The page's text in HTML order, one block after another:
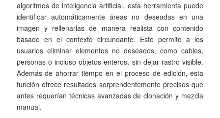
algoritmos de inteligencia artificial, esta herramienta puede
identificar automáticamente áreas no deseadas en una
imagen y rellenarlas de manera realista con contenido
basado en el contexto circundante. Esto permite a los
usuarios eliminar elementos no deseados, como cables,
personas o incluso objetos enteros, sin dejar rastro visible.
Además de ahorrar tiempo en el proceso de edición, esta
función ofrece resultados sorprendentemente precisos que
antes requerían técnicas avanzadas de clonación y mezcla
manual.